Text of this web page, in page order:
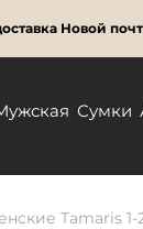
Новой
Сумки
Tamaris 1-